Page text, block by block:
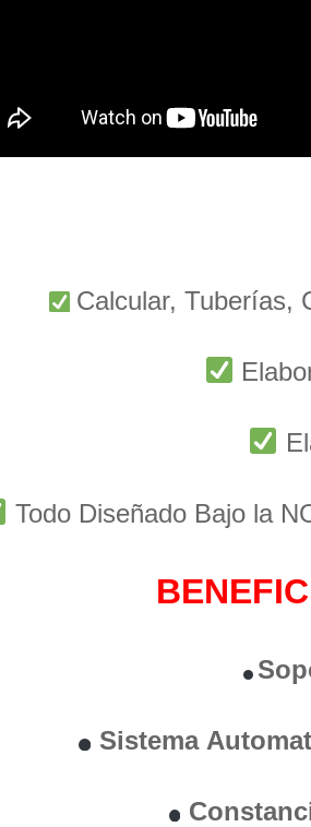
Calcular, Tuberías,
Todo Diseñado Bajo la
Sistema